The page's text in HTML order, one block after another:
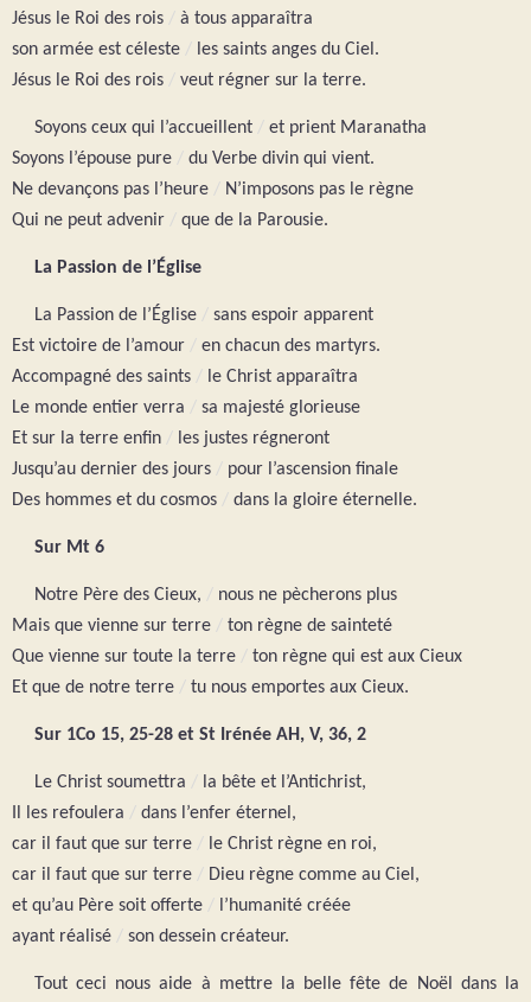
Jésus le Roi des rois
à tous apparaîtra
son armée est céleste
les saints anges du Ciel.
Jésus le Roi des rois
veut régner sur la terre.
Soyons ceux qui l’accueillent/ et prient Maranatha
Soyons l’épouse pure
du Verbe divin qui vient.
Ne devançons pas l’heure
N’imposons pas le règne
Qui ne peut advenir
que de la Parousie.
La Passion de l’Église
La Passion de l’Église/ sans espoir apparent
Est victoire de l’amour
en chacun des martyrs.
Accompagné des saints
le Christ apparaîtra
Le monde entier verra
sa majesté glorieuse
Et sur la terre enfin
les justes régneront
Jusqu’au dernier des jours
pour l’ascension finale
Des hommes et du cosmos
dans la gloire éternelle.
Sur Mt 6
Notre Père des Cieux,
nous ne pècherons plus
Mais que vienne sur terre
ton règne de sainteté
Que vienne sur toute la terre
ton règne qui est aux Cieux
Et que de notre terre
tu nous emportes aux Cieux.
Sur 1Co 15, 25-28 et St Irénée AH, V, 36, 2
Le Christ soumettra
la bête et l’Antichrist,
Il les refoulera
dans l’enfer éternel,
car il faut que sur terre
le Christ règne en roi,
car il faut que sur terre
Dieu règne comme au Ciel,
et qu’au Père soit offerte
l’humanité créée
ayant réalisé
son dessein créateur.
Tout ceci nous aide à mettre la belle fête de Noël dans la